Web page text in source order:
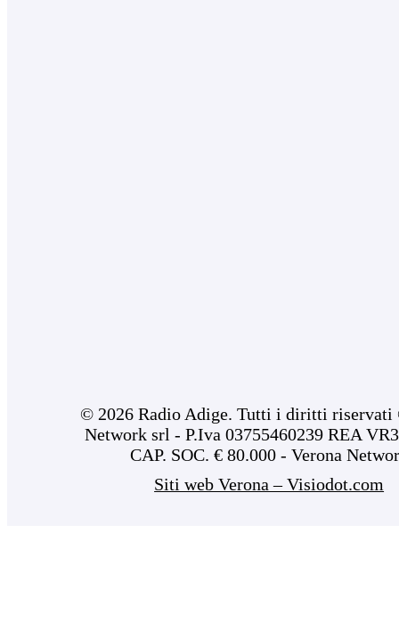
© 2026 Radio Adige. Tutti i diritti riservati
Network srl - P.Iva 03755460239 REA
CAP. SOC. € 80.000 - Verona
Siti web Verona – Visiodot.com